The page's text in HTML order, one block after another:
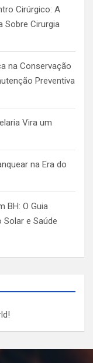
Cirúrgico: A
Sobre Cirurgia
na Conservação
Preventiva
Vira um
na Era do
BH: O Guia
e Saúde